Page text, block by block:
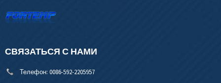
СВЯЗАТЬСЯ С НАМИ
Телефон: 0086-592-2205957